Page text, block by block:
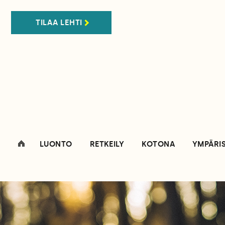
TILAA LEHTI
LUONTO RETKEILY KOTONA